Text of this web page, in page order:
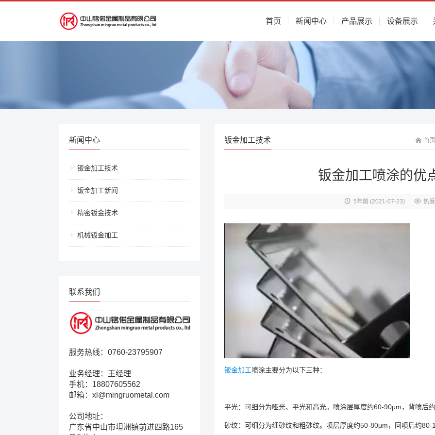
首页 新闻中心 产品展示 设备展示
新闻中心
钣金加工技术
钣金加工新闻
精密钣金技术
机械钣金加工
联系我们
服务热线：0760-23795907
业务经理：王经理
手机：18807605562
邮箱：xl@mingruometal.com
公司地址：
广东省中山市坦洲镇前进四路165
钣金加工技术 首页
钣金加工喷涂的优
5年前(2021-07-23) 热
钣金加工喷涂主要分为以下三种：
平光：可细分为哑光、平光和高光。喷涂层厚度约60-90μm，背喷后约
砂纹：可细分为细砂纹和粗砂纹。喷层厚度约50-80μm，回喷后约80-